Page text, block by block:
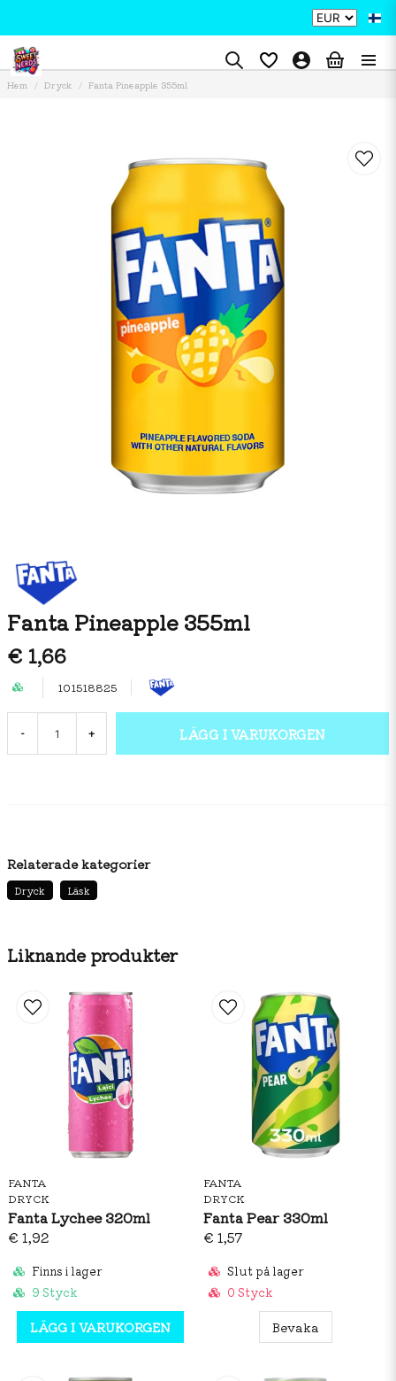
Hem Dryck Fanta Pineapple 355ml
Fanta Pineapple 355ml
€ 1,66
101518825
- + LÄGG I VARUKORGEN
Liknande produkter
FANTA
DRYCK
Fanta Lychee 320ml
€ 1,92
Finns i lager
9 Styck
LÄGG I VARUKORGEN
FANTA
DRYCK
Fanta Pear 330ml
€ 1,57
Slut på lager
0 Styck
Bevaka
Relaterade kategorier
Dryck Läsk